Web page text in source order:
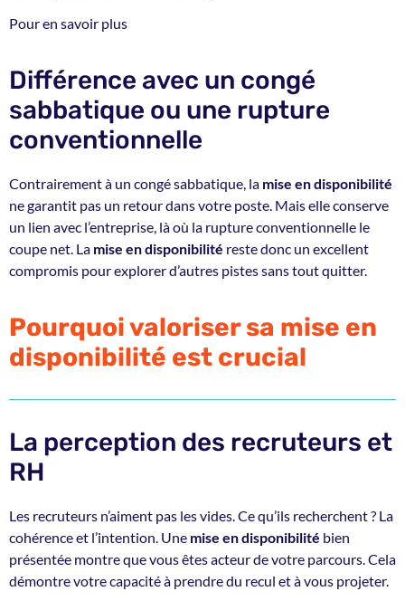
Pour en savoir plus
Différence avec un congé
sabbatique ou une rupture
conventionnelle
Contrairement à un congé sabbatique, la mise en disponibilité
ne garantit pas un retour dans votre poste. Mais elle conserve
un lien avec l’entreprise, là où la rupture conventionnelle le
coupe net. La mise en disponibilité reste donc un excellent
compromis pour explorer d’autres pistes sans tout quitter.
Pourquoi valoriser sa mise en
disponibilité est crucial
La perception des recruteurs et
RH
Les recruteurs n’aiment pas les vides. Ce qu’ils recherchent ? La
cohérence et l’intention. Une mise en disponibilité bien
présentée montre que vous êtes acteur de votre parcours. Cela
démontre votre capacité à prendre du recul et à vous projeter.